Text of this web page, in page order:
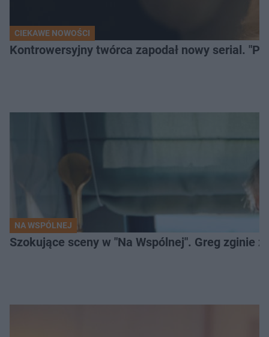
CIEKAWE NOWOŚCI
Kontrowersyjny twórca zapodał nowy serial.
NA WSPÓLNEJ
Szokujące sceny w "Na Wspólnej". Greg zginie z